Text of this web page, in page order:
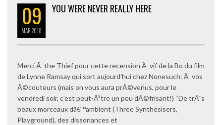
09
MAR2018
YOU WERE NEVER REALLY HERE
Merci Ã the Thief pour cette recension Ã vif de la Bo du film
de Lynne Ramsay qui sort aujourd’hui chez Nonesuch: Ã vos
Ã©couteurs (mais on vous aura prÃ©venus, pour le
vendredi soir, c’est peut-Ãªtre un peu dÃ©frisant!) “De trÃ¨s
beaux morceaux dâ€™ambient (Three Synthesisers,
Playground), des dissonances et